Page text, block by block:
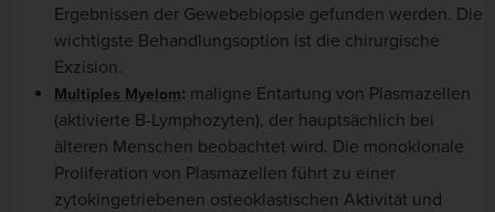
Ergebnissen der Gewebebiopsie gefunden werden. Die
wichtigste Behandlungsoption ist die chirurgische
Exzision.
Multiples Myelom: maligne Entartung von Plasmazellen
(aktivierte B-Lymphozyten), der hauptsächlich bei
älteren Menschen beobachtet wird. Die monoklonale
Proliferation von Plasmazellen führt zu einer
zytokingetriebenen osteoklastischen Aktivität und